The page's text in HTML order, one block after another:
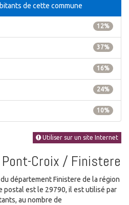
de cette commune
12%
37%
16%
24%
10%
Utiliser sur un site Internet
Croix / Finistere
département Finistere de la région
postal est le 29790, il est utilisé par
au nombre de